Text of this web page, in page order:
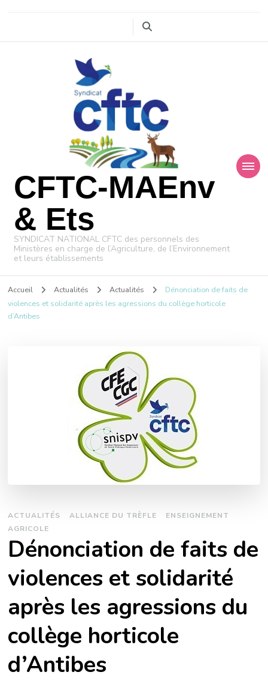
CFTC-MAEnv
& Ets
SYNDICAT NATIONAL CFTC des personnels des
Ministères en charge de l’Agriculture, de l’Environnement
et leurs établissements
Accueil Actualités Actualités
Dénonciation de faits de
violences et solidarité après les agressions du collège horticole
d’Antibes
ACTUALITÉS ALLIANCE DU TRÈFLE
ENSEIGNEMENT
AGRICOLE
Dénonciation de faits de
violences et solidarité
après les agressions du
collège horticole
d’Antibes